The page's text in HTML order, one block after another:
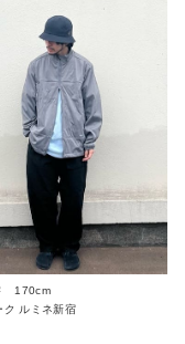
170cm
ク ルミネ新宿